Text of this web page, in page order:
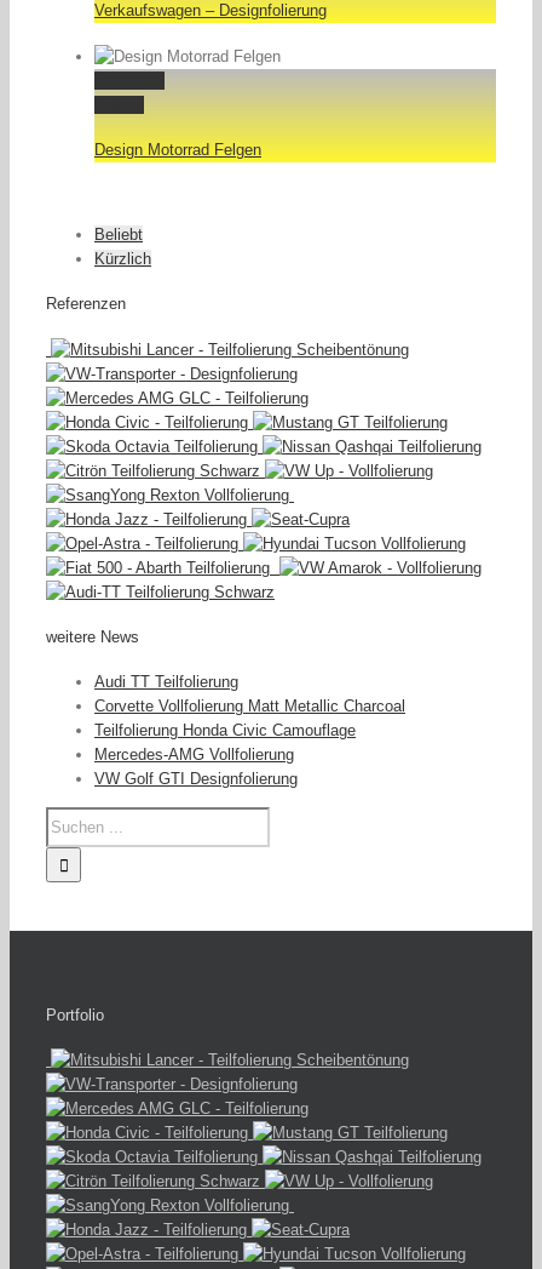
Verkaufswagen – Designfolierung
Design Motorrad Felgen
Beliebt
Kürzlich
Referenzen
weitere News
Audi TT Teilfolierung
Corvette Vollfolierung Matt Metallic Charcoal
Teilfolierung Honda Civic Camouflage
Mercedes-AMG Vollfolierung
VW Golf GTI Designfolierung
Portfolio